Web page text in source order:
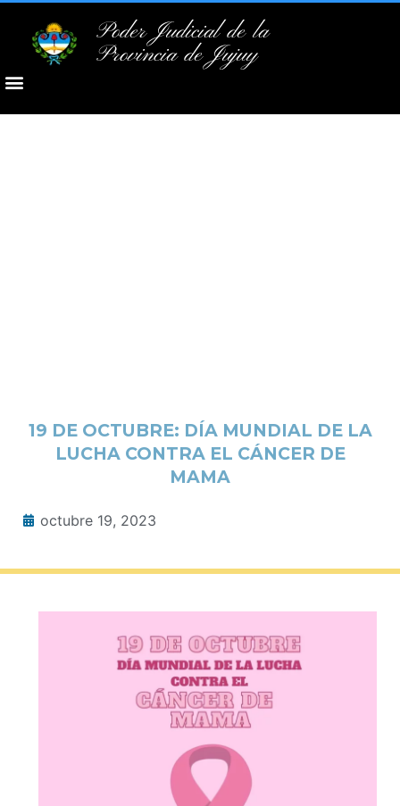
Poder Judicial de la
Provincia de Jujuy
19 DE OCTUBRE: DÍA MUNDIAL DE LA
LUCHA CONTRA EL CÁNCER DE
MAMA
octubre 19, 2023